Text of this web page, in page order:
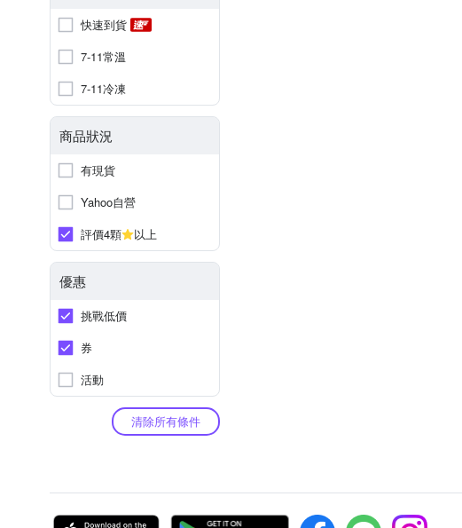
快速到貨
7-11常溫
7-11冷凍
商品狀況
有現貨
Yahoo自營
評價4顆
以上
優惠
挑戰低價
券
活動
清除所有條件